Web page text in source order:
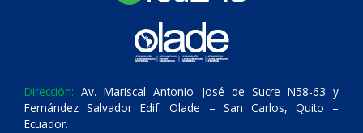
Dirección: Av. Mariscal Antonio José de Sucre N58-63 y
Fernández Salvador Edif. Olade – San Carlos, Quito –
Ecuador.